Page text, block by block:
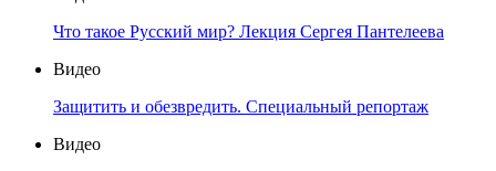
Что такое Русский мир? Лекция Сергея Пантелеева
Видео
Защитить и обезвредить. Специальный репортаж
Видео